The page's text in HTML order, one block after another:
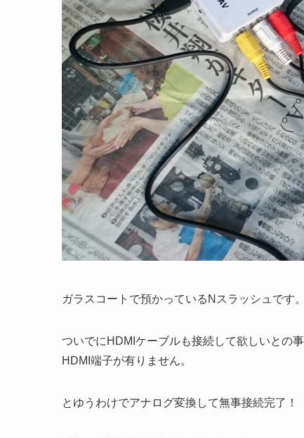
ガラスコートで預かっているNスラッシュです。
ついでにHDMIケーブルも接続して欲しいとの
HDMI端子が有りません。
とゆうわけでアナログ変換して無事接続完了！